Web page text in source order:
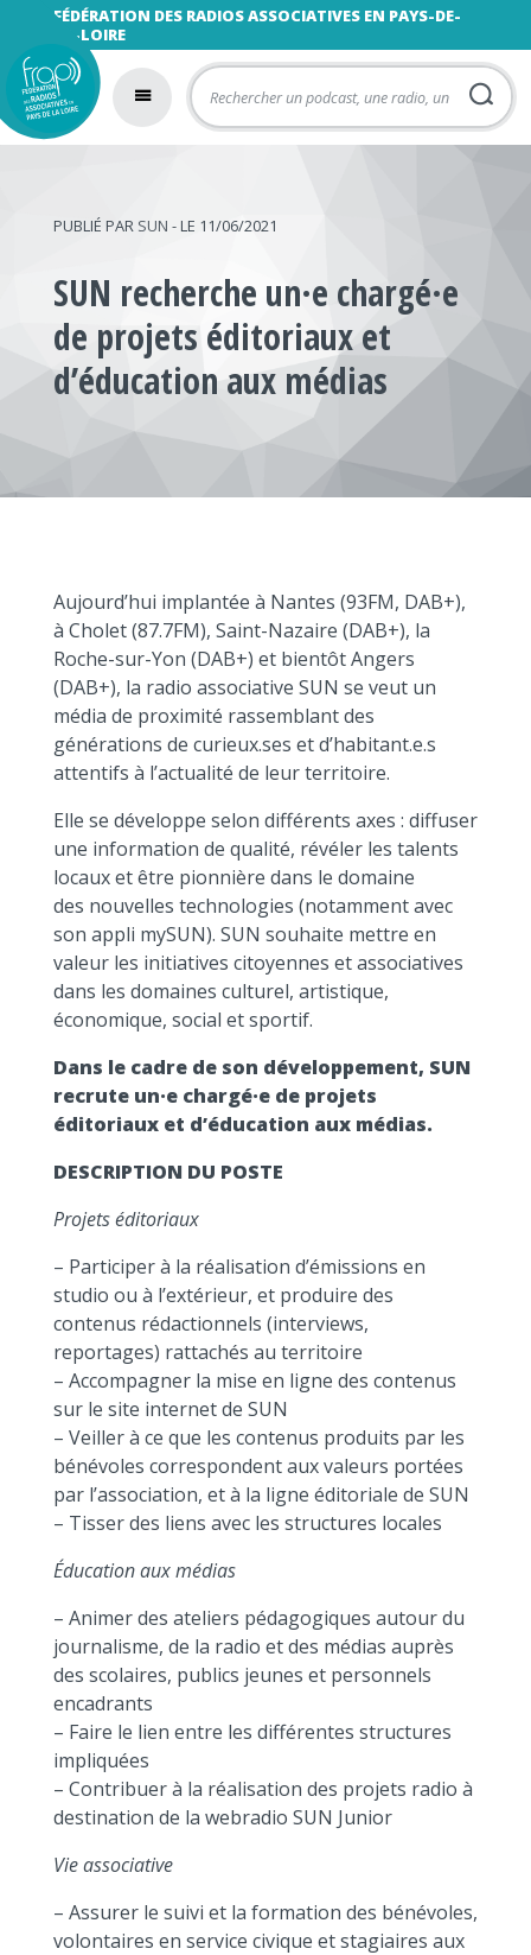
FÉDÉRATION DES RADIOS ASSOCIATIVES EN PAYS-DE-
LA-LOIRE
PUBLIÉ PAR SUN - LE 11/06/2021
SUN recherche un·e chargé·e
de projets éditoriaux et
d’éducation aux médias
Aujourd’hui implantée à Nantes (93FM, DAB+),
à Cholet (87.7FM), Saint-Nazaire (DAB+), la
Roche-sur-Yon (DAB+) et bientôt Angers
(DAB+), la radio associative SUN se veut un
média de proximité rassemblant des
générations de curieux.ses et d’habitant.e.s
attentifs à l’actualité de leur territoire.
Elle se développe selon différents axes : diffuser
une information de qualité, révéler les talents
locaux et être pionnière dans le domaine
des nouvelles technologies (notamment avec
son appli mySUN). SUN souhaite mettre en
valeur les initiatives citoyennes et associatives
dans les domaines culturel, artistique,
économique, social et sportif.
Dans le cadre de son développement, SUN
recrute un·e chargé·e de projets
éditoriaux et d’éducation aux médias.
DESCRIPTION DU POSTE
Projets éditoriaux
– Participer à la réalisation d’émissions en
studio ou à l’extérieur, et produire des
contenus rédactionnels (interviews,
reportages) rattachés au territoire
– Accompagner la mise en ligne des contenus
sur le site internet de SUN
– Veiller à ce que les contenus produits par les
bénévoles correspondent aux valeurs portées
par l’association, et à la ligne éditoriale de SUN
– Tisser des liens avec les structures locales
Éducation aux médias
– Animer des ateliers pédagogiques autour du
journalisme, de la radio et des médias auprès
des scolaires, publics jeunes et personnels
encadrants
– Faire le lien entre les différentes structures
impliquées
– Contribuer à la réalisation des projets radio à
destination de la webradio SUN Junior
Vie associative
– Assurer le suivi et la formation des bénévoles,
volontaires en service civique et stagiaires aux